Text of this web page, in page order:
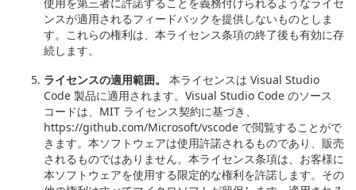
ンスが適用されるフィードバックを提供しないものとしま
す。これらの権利は、本ライセンス条項の終了後も有効に存
続します。
ライセンスの適用範囲。
本ライセンスは Visual Studio
Code 製品に適用されます。Visual Studio Code のソース
コードは、MIT ライセンス契約に基づき、
https://github.com/Microsoft/vscode で閲覧することがで
きます。本ソフトウェアは使用許諾されるものであり、販売
されるものではありません。本ライセンス条項は、お客様に
本ソフトウェアを使用する限定的な権利を許諾します。その